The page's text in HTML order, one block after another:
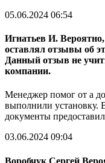
05.06.2024 06:54
Игнатьев И.
оставлял отзывы об
Данный отзыв не
компании.
Менеджер помог от а
выполнили установку.
документы
03.06.2024 09:04
Воробчук Сергей